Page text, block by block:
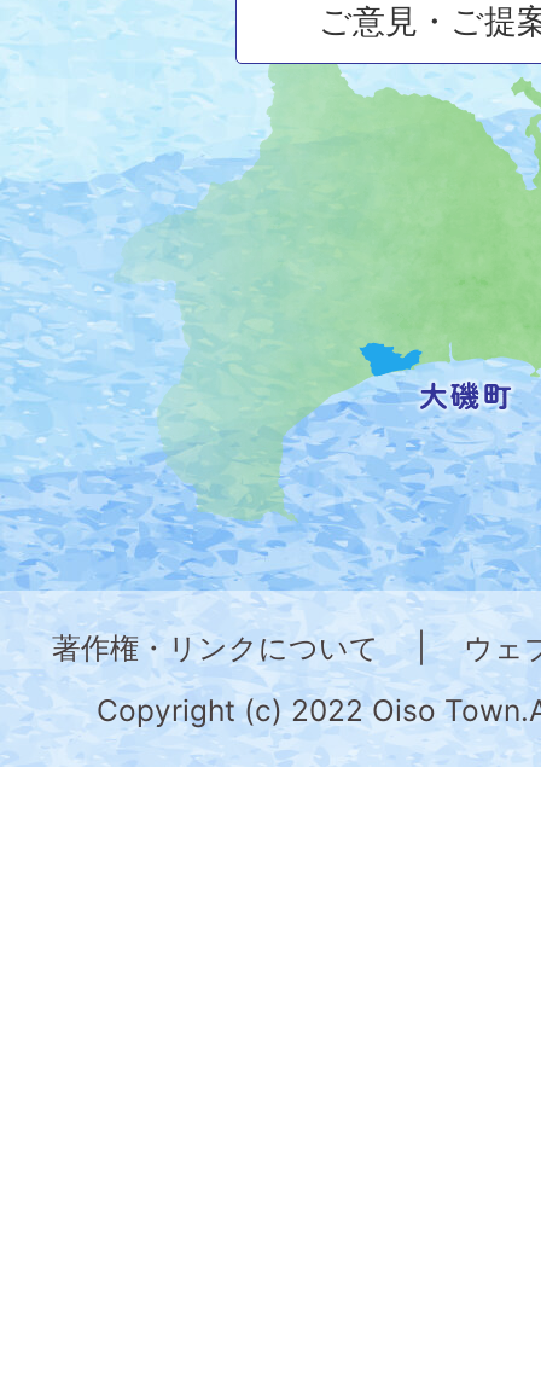
磯
町
の
位
置
を
記
し
た
地
図。
神
奈
川
県
の
ご意見・ご提
著作権・リンクについて
ウェ
Copyright (c) 2022 Oiso